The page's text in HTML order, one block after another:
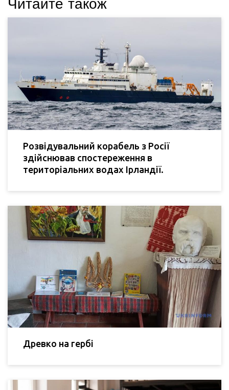
Читайте також
Розвідувальний корабель з Росії
здійснював спостереження в
територіальних водах Ірландії.
Древко на гербі